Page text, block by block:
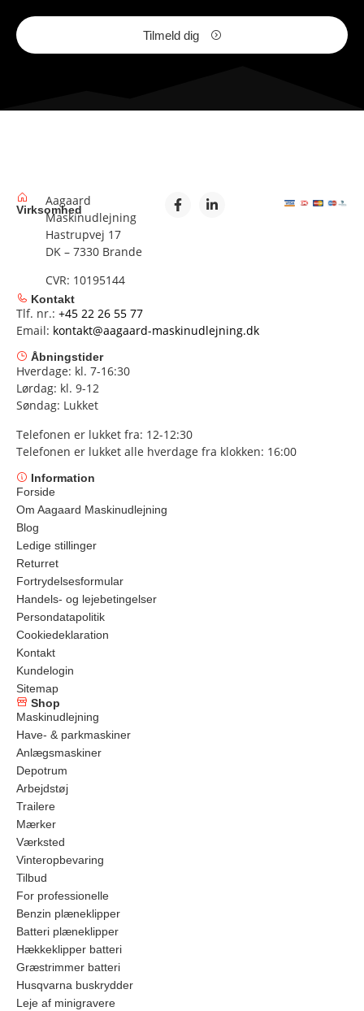
Tilmeld dig
Virksomhed
Aagaard
Maskinudlejning
Hastrupvej 17
DK – 7330 Brande
CVR: 10195144
Kontakt
Tlf. nr.: +45 22 26 55 77
Email: kontakt@aagaard-maskinudlejning.dk
Åbningstider
Hverdage: kl. 7-16:30
Lørdag: kl. 9-12
Søndag: Lukket
Telefonen er lukket fra: 12-12:30
Telefonen er lukket alle hverdage fra klokken: 16:00
Information
Forside
Om Aagaard Maskinudlejning
Blog
Ledige stillinger
Returret
Fortrydelsesformular
Handels- og lejebetingelser
Persondatapolitik
Cookiedeklaration
Kontakt
Kundelogin
Sitemap
Shop
Maskinudlejning
Have- & parkmaskiner
Anlægsmaskiner
Depotrum
Arbejdstøj
Trailere
Mærker
Værksted
Vinteropbevaring
Tilbud
For professionelle
Benzin plæneklipper
Batteri plæneklipper
Hækkeklipper batteri
Græstrimmer batteri
Husqvarna buskrydder
Leje af minigravere